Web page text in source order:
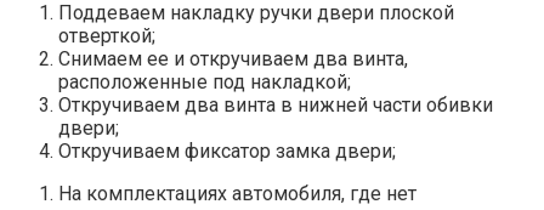
Поддеваем накладку ручки двери плоской
отверткой;
Снимаем ее и откручиваем два винта,
расположенные под накладкой;
Откручиваем два винта в нижней части обивки
двери;
Откручиваем фиксатор замка двери;
На комплектациях автомобиля, где нет